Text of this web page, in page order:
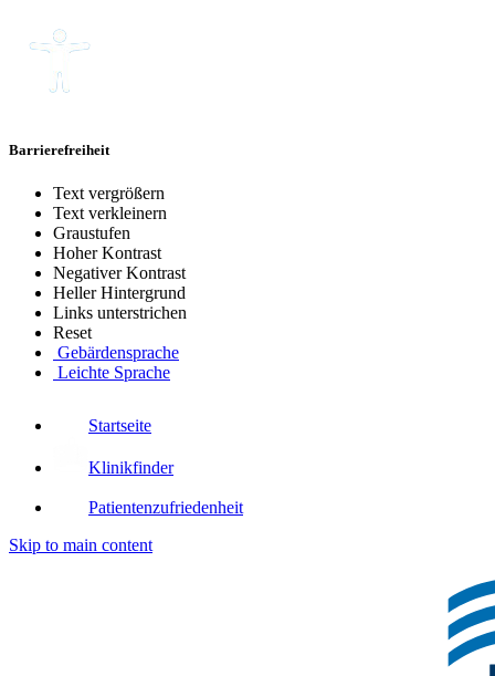
Barrierefreiheit
Text vergrößern
Text verkleinern
Graustufen
Hoher Kontrast
Negativer Kontrast
Heller Hintergrund
Links unterstrichen
Reset
Gebärdensprache
Leichte Sprache
Startseite
Klinikfinder
Patientenzufriedenheit
Skip to main content